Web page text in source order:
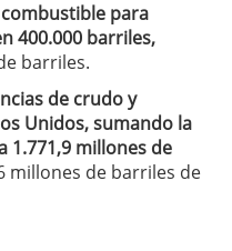
para
400.000 barriles,
barriles.
de crudo y
Unidos, sumando la
1.771,9 millones de
millones de barriles de